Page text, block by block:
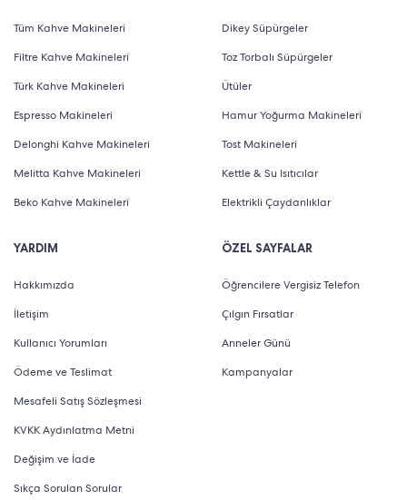
etkili olan fazlaca unsur vardır. Marka, bunlardan
biridir. Ürünlerin üretimini yapan marka sayısı oldukça
tasarlar. Dolayısıyla fiyatlar da bu doğrultuda farklılık
gösterir. Markanın dışında fiyatların belirlenmesinde
malzemesi, çalışma sistemi ve diğer teknik detayların
tamamı fiyatlarda etkili olur. Belirlenen satış rakamları
İhtiyacınıza Uygun Kahve Öğütücüler
Küçük ev aletleri
görüntü de oluşturan çok amaçlı öğütücüler, son
yılların favori cihazlarından olur. Bu cihazların çoğunda
otomatik doz ile 60 öğütme ayarı bulunur. Kahve
Tüm Kahve Makineleri
Filtre Kahve Makineleri
Türk Kahve Makineleri
Espresso Makineleri
Delonghi Kahve Makineleri
Melitta Kahve Makineleri
Beko Kahve Makineleri
YARDIM
Hakkımızda
İletişim
Kullanıcı Yorumları
Ödeme ve Teslimat
Mesafeli Satış Sözleşmesi
KVKK Aydınlatma Metni
Değişim ve İade
Sıkça Sorulan Sorular
Dikey Süpürgeler
Toz Torbalı Süpürgeler
Ütüler
Hamur Yoğurma Makineleri
Tost Makineleri
Kettle & Su Isıtıcılar
Elektrikli Çaydanlıklar
ÖZEL SAYFALAR
Öğrencilere Vergisiz Telefon
Çılgın Fırsatlar
Anneler Günü
Kampanyalar